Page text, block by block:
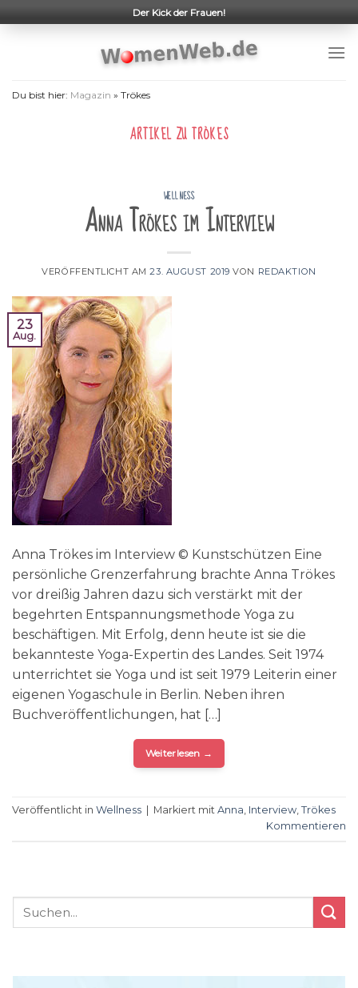
to
Der Kick der Frauen!
Du bist hier: Magazin » Trökes
ARTIKEL ZUTRÖKES
WELLNESS
Anna Trökes im Interview
VERÖFFENTLICHT AM23. AUGUST 2019 VON REDAKTION
23
Aug.
Anna Trökes im Interview © Kunstschützen Eine
persönliche Grenzerfahrung brachte Anna Trökes
vor dreißig Jahren dazu sich verstärkt mit der
begehrten Entspannungsmethode Yoga zu
beschäftigen. Mit Erfolg, denn heute ist sie die
bekannteste Yoga-Expertin des Landes. Seit 1974
unterrichtet sie Yoga und ist seit 1979 Leiterin einer
eigenen Yogaschule in Berlin. Neben ihren
Buchveröffentlichungen, hat […]
Weiterlesen →
Veröffentlicht in Wellness Markiert mit Anna Interview Trökes
Kommentieren